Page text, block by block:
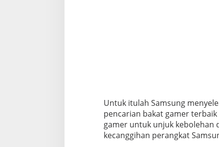
Untuk itulah Samsung
pencarian bakat gamer
gamer untuk unjuk kebolehan
kecanggihan perangkat